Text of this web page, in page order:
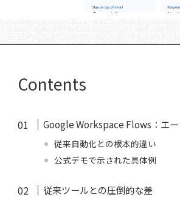
Contents
Google Workspace Flows：エ
従来自動化との根本的違い
公式デモで示された具体例
従来ツールとの圧倒的な差